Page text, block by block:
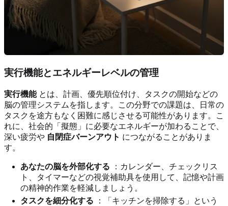
実行機能とエネルギーレベルの管理
実行機能とは、計画、優先順位付け、タスクの開始などの
脳の管理システムを指します。この分野での課題は、日常の
タスクを途方もなく困難に感じさせる可能性があります。こ
れに、社会的「擬態」に必要なエネルギーが加わることで、
深い疲労や 自閉症バーンアウト につながることがありま
す。
あなたの脳を外部化する ：カレンダー、チェックリス
ト、タイマーなどの視覚補助具を使用して、記憶や計画
の精神的作業を軽減しましょう。
タスクを細分化する ：「キッチンを掃除する」という